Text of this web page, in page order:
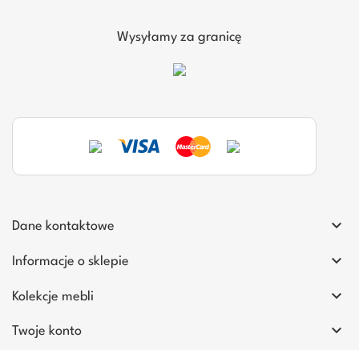
Wysyłamy za granicę
Dane kontaktowe 
Informacje o sklepie 
Kolekcje mebli 
Twoje konto 